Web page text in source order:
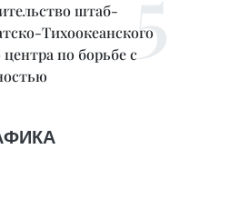
штаб-
Тихоокеанского
по борьбе с